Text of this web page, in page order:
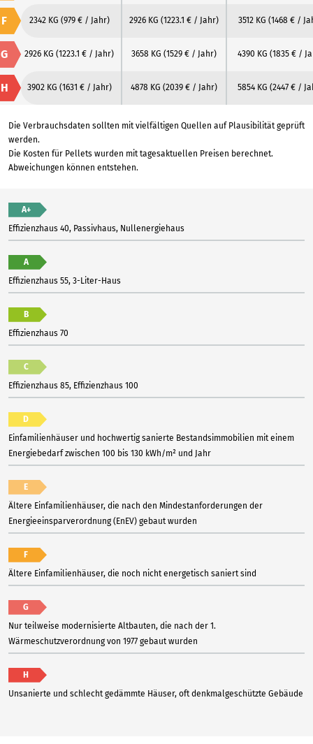
F 2342 KG (979 € / Jahr) 2926 KG (1223.1 € / Jahr) 3512 KG (1468 € /
G 2926 KG (1223.1 € / Jahr) 3658 KG (1529 € / Jahr) 4390 KG (1835 € /
H 3902 KG (1631 € / Jahr) 4878 KG (2039 € / Jahr) 5854 KG (2447 € /
Die Verbrauchsdaten sollten mit vielfältigen Quellen auf Plausibilität geprüft
werden.
Die Kosten für Pellets wurden mit tagesaktuellen Preisen berechnet.
Abweichungen können entstehen.
A+
Effizienzhaus 40, Passivhaus, Nullenergiehaus
A
Effizienzhaus 55, 3-Liter-Haus
B
Effizienzhaus 70
C
Effizienzhaus 85, Effizienzhaus 100
D
Einfamilienhäuser und hochwertig sanierte Bestandsimmobilien mit einem
Energiebedarf zwischen 100 bis 130 kWh/m² und Jahr
E
Ältere Einfamilienhäuser, die nach den Mindestanforderungen der
Energieeinsparverordnung (EnEV) gebaut wurden
F
Ältere Einfamilienhäuser, die noch nicht energetisch saniert sind
G
Nur teilweise modernisierte Altbauten, die nach der 1.
Wärmeschutzverordnung von 1977 gebaut wurden
H
Unsanierte und schlecht gedämmte Häuser, oft denkmalgeschützte Gebäude